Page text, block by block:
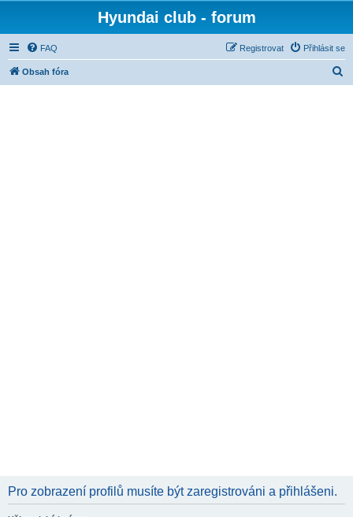
Hyundai club - forum
FAQ Přihlásit se
Registrovat
Obsah fóra
Pro zobrazení profilů musíte být zaregistrováni a přihlášeni.